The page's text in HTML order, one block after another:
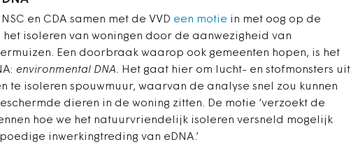
en CDA samen met de VVD een motie in met oog op de
isoleren van woningen door de aanwezigheid van
Een doorbraak waarop ook gemeenten hopen, is het
environmental DNA. Het gaat hier om lucht- en stofmonsters uit
te isoleren spouwmuur, waarvan de analyse snel zou kunnen
dieren in de woning zitten. De motie ‘verzoekt de
hoe we het natuurvriendelijk isoleren versneld mogelijk
inwerkingtreding van eDNA.’